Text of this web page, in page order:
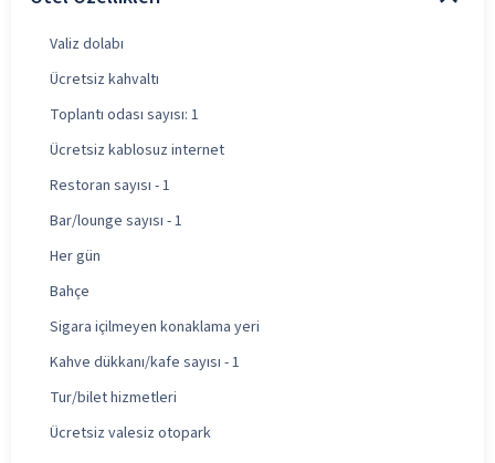
Valiz dolabı
Ücretsiz kahvaltı
Toplantı odası sayısı: 1
Ücretsiz kablosuz internet
Restoran sayısı - 1
Bar/lounge sayısı - 1
Her gün
Bahçe
Sigara içilmeyen konaklama yeri
Kahve dükkanı/kafe sayısı - 1
Tur/bilet hizmetleri
Ücretsiz valesiz otopark